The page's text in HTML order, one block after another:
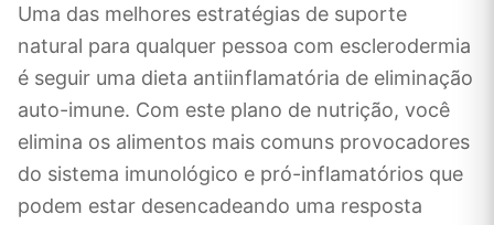
Uma das melhores estratégias de suporte
natural para qualquer pessoa com esclerodermia
é seguir uma dieta antiinflamatória de eliminação
auto-imune. Com este plano de nutrição, você
elimina os alimentos mais comuns provocadores
do sistema imunológico e pró-inflamatórios que
podem estar desencadeando uma resposta